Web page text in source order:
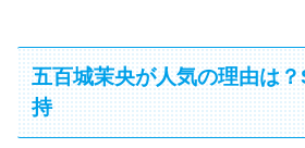
五百城茉央が人気の理由は
持